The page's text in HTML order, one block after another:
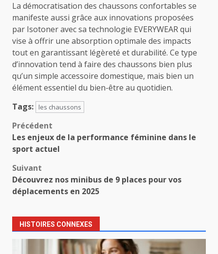
La démocratisation des chaussons confortables se
manifeste aussi grâce aux innovations proposées
par Isotoner avec sa technologie EVERYWEAR qui
vise à offrir une absorption optimale des impacts
tout en garantissant légèreté et durabilité. Ce type
d’innovation tend à faire des chaussons bien plus
qu’un simple accessoire domestique, mais bien un
élément essentiel du bien-être au quotidien.
Tags:
les chaussons
Navigation
d’article
Précédent
Les enjeux de la performance féminine dans le
sport actuel
Suivant
Découvrez nos minibus de 9 places pour vos
déplacements en 2025
HISTOIRES CONNEXES